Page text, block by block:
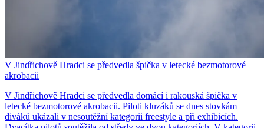
V Jindřichově Hradci se předvedla špička v letecké bezmotorové
akrobacii
V Jindřichově Hradci se předvedla domácí i rakouská špička v
letecké bezmotorové akrobacii. Piloti kluzáků se dnes stovkám
diváků ukázali v nesoutěžní kategorii freestyle a při exhibicích.